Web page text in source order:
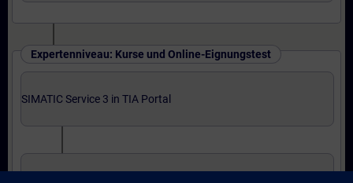
Expertenniveau: Kurse und Online-Eignungstest
SIMATIC Service 3 in TIA Portal